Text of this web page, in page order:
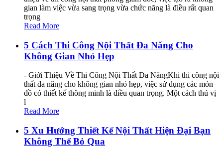
gian làm việc vừa sang trọng vừa chức năng là điều rất quan
trọng
Read More
5 Cách Thi Công Nội Thất Đa Năng Cho
Không Gian Nhỏ Hẹp
- Giới Thiệu Về Thi Công Nội Thất Đa NăngKhi thi công nội
thất đa năng cho không gian nhỏ hẹp, việc sử dụng các món
đồ có thiết kế thông minh là điều quan trọng. Một cách thú vị
l
Read More
5 Xu Hướng Thiết Kế Nội Thất Hiện Đại Bạn
Không Thể Bỏ Qua